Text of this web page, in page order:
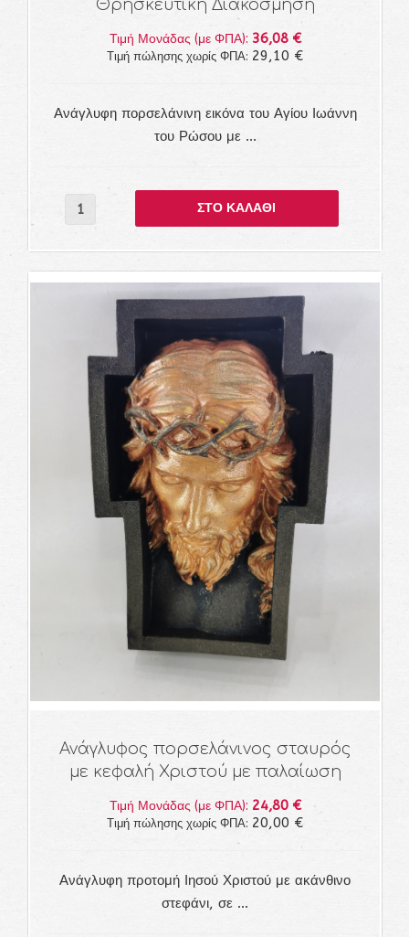
Θρησκευτική Διακόσμηση
Τιμή Μονάδας (με ΦΠΑ): 36,08 €
Τιμή πώλησης χωρίς ΦΠΑ: 29,10 €
Ανάγλυφη πορσελάνινη εικόνα του Αγίου Ιωάννη
του Ρώσου με ...
Ανάγλυφος πορσελάνινος σταυρός
με κεφαλή Χριστού με παλαίωση
Τιμή Μονάδας (με ΦΠΑ): 24,80 €
Τιμή πώλησης χωρίς ΦΠΑ: 20,00 €
Ανάγλυφη προτομή Ιησού Χριστού με ακάνθινο
στεφάνι, σε ...